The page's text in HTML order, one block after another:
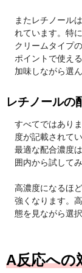
またレチノール
れています。特
クリームタイプ
ポイントで使え
加味しながら選
レチノールの
すべてではあり
度が記載されて
最適な配合濃度
囲内から試して
高濃度になるほ
強くなります。
態を見ながら選
A反応への